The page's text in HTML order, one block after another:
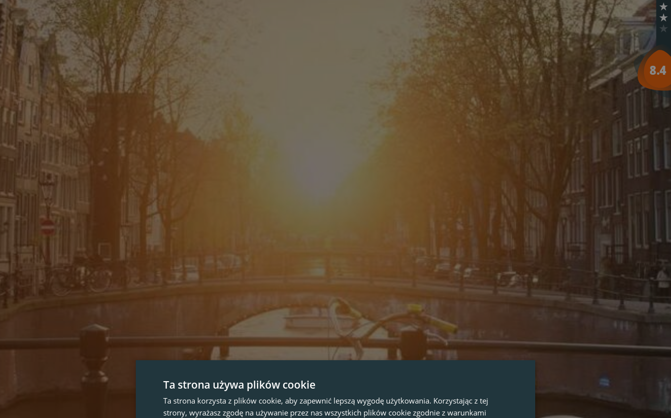
Ta strona używa plików cookie
Ta strona korzysta z plików cookie, aby zapewnić lepszą wygodę użytkowania. Korzystając z tej
strony, wyrażasz zgodę na używanie przez nas wszystkich plików cookie zgodnie z warunkami